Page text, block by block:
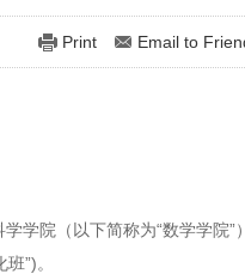
Print Email to
学院（以下简称为“数学学院”）
班”)。